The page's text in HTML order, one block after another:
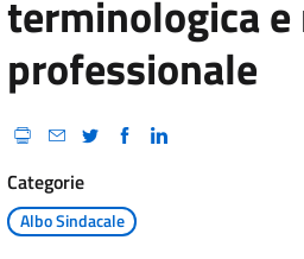
terminologica
professionale
Categorie
Albo Sindacale